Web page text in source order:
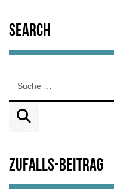
Search
Zufalls-Beitrag